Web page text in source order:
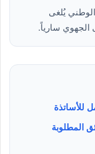
يُلغى
الجهوي سارياً.